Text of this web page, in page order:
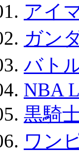
アイ
ガン
バト
NBA
黒騎
ワン